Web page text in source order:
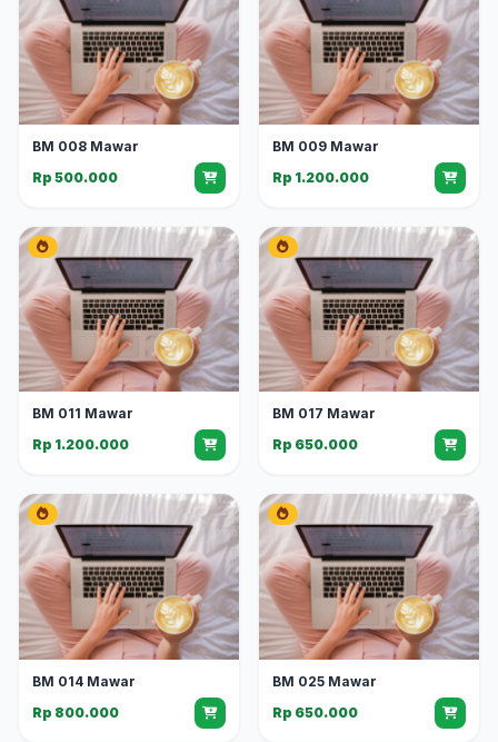
BM 008 Mawar
Rp 500.000
BM 009 Mawar
Rp 1.200.000
BM 011 Mawar
Rp 1.200.000
BM 017 Mawar
Rp 650.000
BM 014 Mawar
Rp 800.000
BM 025 Mawar
Rp 650.000